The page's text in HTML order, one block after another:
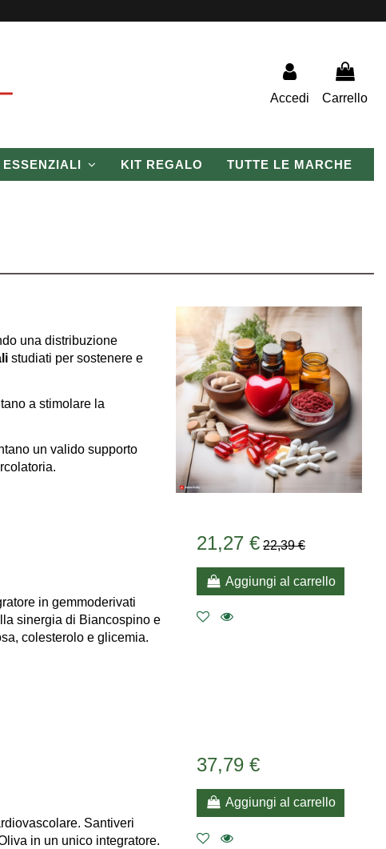
Accedi Carrello
KIT REGALO TUTTE LE MARCHE
una distribuzione
studiati per sostenere e
a stimolare la
un valido supporto
in gemmoderivati
sinergia di Biancospino e
colesterolo e glicemia.
21,27 € 22,39 €
Aggiungi al carrello
Santiveri
in un unico integratore.
37,79 €
Aggiungi al carrello